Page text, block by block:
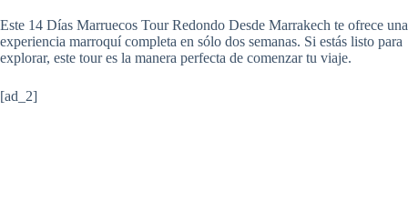
Este 14 Días Marruecos Tour Redondo Desde Marrakech te ofrece una
experiencia marroquí completa en sólo dos semanas. Si estás listo para
explorar, este tour es la manera perfecta de comenzar tu viaje.
[ad_2]